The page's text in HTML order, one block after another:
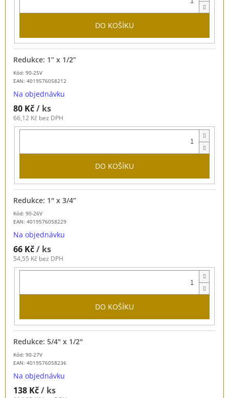
DO KOŠÍKU
Kód: 90-25V
EAN: 4019576058212
Redukce: 1” x 1/2”
Na objednávku
80 Kč/ ks
66,12 Kč bez DPH
DO KOŠÍKU
Kód: 90-26V
EAN: 4019576058229
Redukce: 1" x 3/4”
Na objednávku
66 Kč/ ks
54,55 Kč bez DPH
DO KOŠÍKU
Kód: 90-27V
EAN: 4019576058236
Redukce: 5/4" x 1/2"
Na objednávku
138 Kč/ ks